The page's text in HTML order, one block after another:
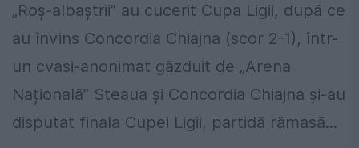
„Roș-albaștrii” au cucerit Cupa Ligii, după ce
au învins Concordia Chiajna (scor 2-1), într-
un cvasi-anonimat găzduit de „Arena
Națională” Steaua și Concordia Chiajna și-au
disputat finala Cupei Ligii, partidă rămasă...